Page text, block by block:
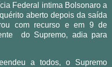
Federal intima Bolsonaro a
aberto depois da saída
com recurso e em 9 de
do Supremo, adia para
a todos, o Supremo